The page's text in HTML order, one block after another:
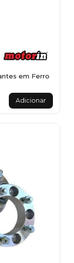
em Ferro
Adicionar